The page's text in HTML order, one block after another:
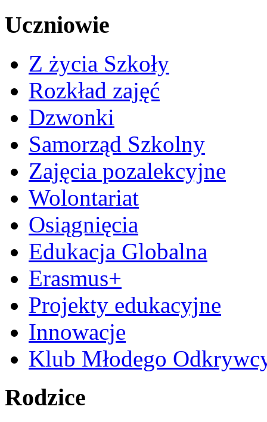
Uczniowie
Z życia Szkoły
Rozkład zajęć
Dzwonki
Samorząd Szkolny
Zajęcia pozalekcyjne
Wolontariat
Osiągnięcia
Edukacja Globalna
Erasmus+
Projekty edukacyjne
Innowacje
Klub Młodego
Rodzice